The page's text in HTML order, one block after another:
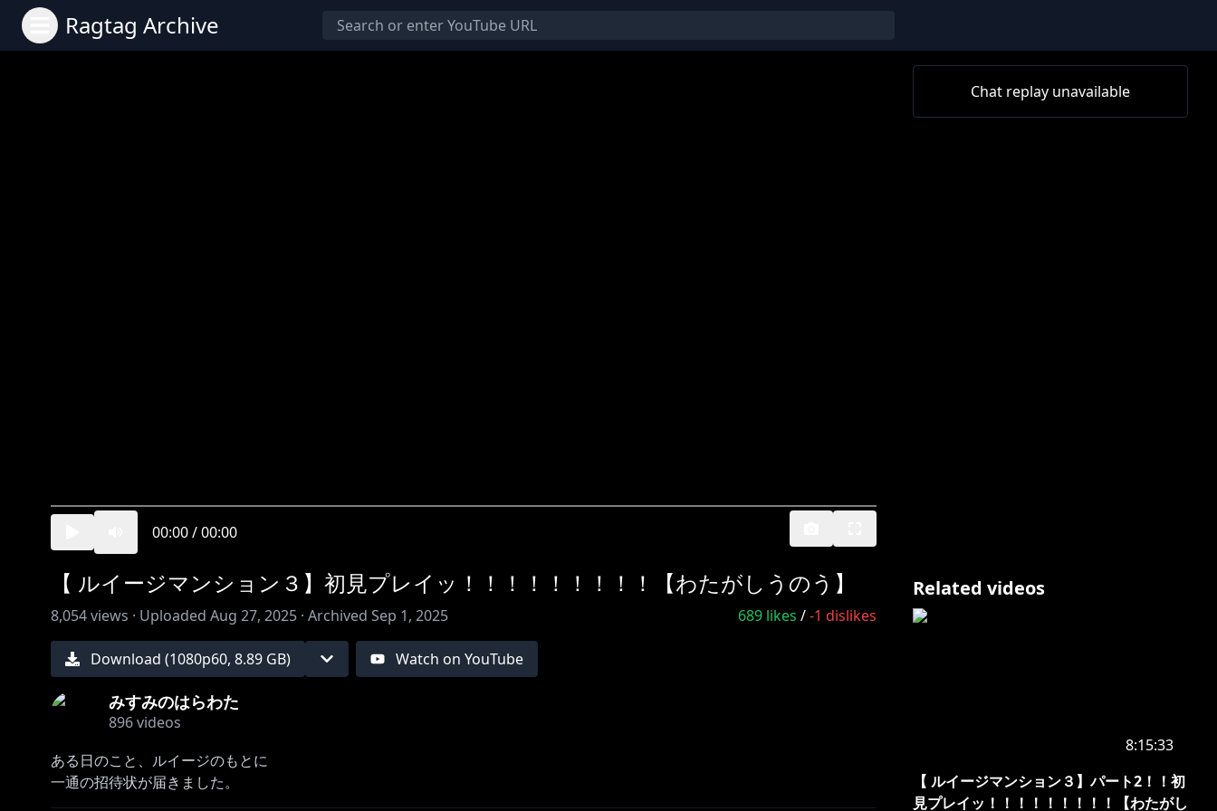
Ragtag Archive
00:00/00:00
Chat replay unavailable
【 ルイージマンション３】初見プレイッ！！！！！！！！！【わたがしうのう】
8,054views · Uploaded Aug 27, 2025 · Archived Sep 1, 2025 689 likes /-1 dislikes
Download (1080p60, 8.89 GB) Watch on YouTube
みすみのはらわた
896videos
ある日のこと、ルイージのもとに
一通の招待状が届きました。
大きなホテルのオーナーからです。
Related videos
8:15:33
【 ルイージマンション３】パート2！！初
見プレイッ！！！！！！！！！【わたがし